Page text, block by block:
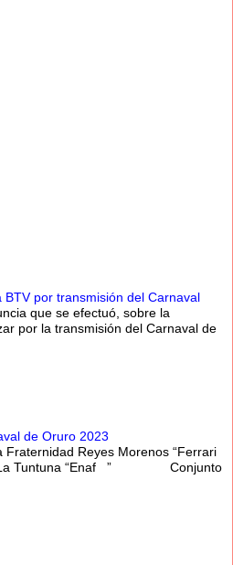
por transmisión del Carnaval
que se efectuó, sobre la
por la transmisión del Carnaval de
de Oruro 2023
Reyes Morenos “Ferrari
La Tuntuna “Enaf ” Conjunto